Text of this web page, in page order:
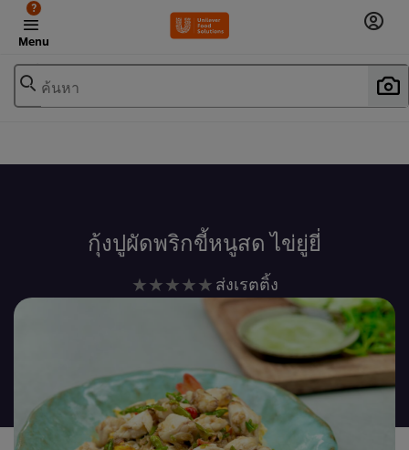
Menu
?
ค้นหา
กุ้งปูผัดพริกขี้หนูสด ไข่ยู่ยี่
ไม่มี
การ
ให้
คะแนน
สำหรับ
recipe
นี้
ส่งเรตติ้ง